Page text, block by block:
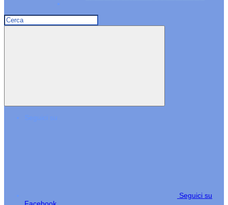
Seguici su
Seguici su